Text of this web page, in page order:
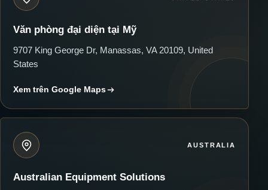
Văn phòng đại diện tại Mỹ
9707 King George Dr, Manassas, VA 20109, United
States
Xem trên Google Maps
AUSTRALIA
Australian Equipment Solutions